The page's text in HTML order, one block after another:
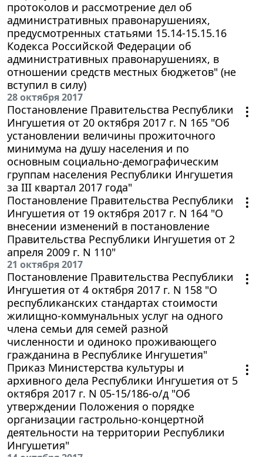
протоколов и рассмотрение дел об
административных правонарушениях,
предусмотренных статьями 15.14-15.15.16
Кодекса Российской Федерации об
административных правонарушениях, в
отношении средств местных бюджетов" (не
вступил в силу)
28 октября 2017
Постановление Правительства Республики
Ингушетия от 20 октября 2017 г. N 165 "Об
установлении величины прожиточного
минимума на душу населения и по
основным социально-демографическим
группам населения Республики Ингушетия
за III квартал 2017 года"
Постановление Правительства Республики
Ингушетия от 19 октября 2017 г. N 164 "О
внесении изменений в постановление
Правительства Республики Ингушетия от 2
апреля 2009 г. N 110"
21 октября 2017
Постановление Правительства Республики
Ингушетия от 4 октября 2017 г. N 158 "О
республиканских стандартах стоимости
жилищно-коммунальных услуг на одного
члена семьи для семей разной
численности и одиноко проживающего
гражданина в Республике Ингушетия"
Приказ Министерства культуры и
архивного дела Республики Ингушетия от 5
октября 2017 г. N 05-15/186-о/д "Об
утверждении Положения о порядке
организации гастрольно-концертной
деятельности на территории Республики
Ингушетия"